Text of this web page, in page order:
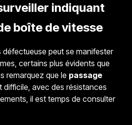
indiquant
boîte de vitesse
peut se manifester
certains plus évidents que
remarquez que le passage
difficile, avec des résistances
il est temps de consulter